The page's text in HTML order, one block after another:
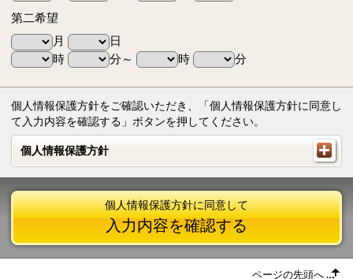
第二希望
月
日
時
分～ 時 分
個人情報保護方針をご確認いただき、「個人情報保護方針に同意し
て入力内容を確認する」ボタンを押してください。
個人情報保護方針
個人情報保護方針
個人情報保護方針に同意して
入力内容を確認する
ページの先頭へ